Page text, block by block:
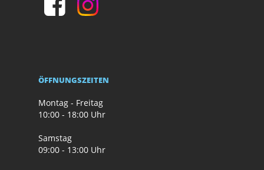
ÖFFNUNGSZEITEN
Montag - Freitag
10:00 - 18:00 Uhr
Samstag
09:00 - 13:00 Uhr